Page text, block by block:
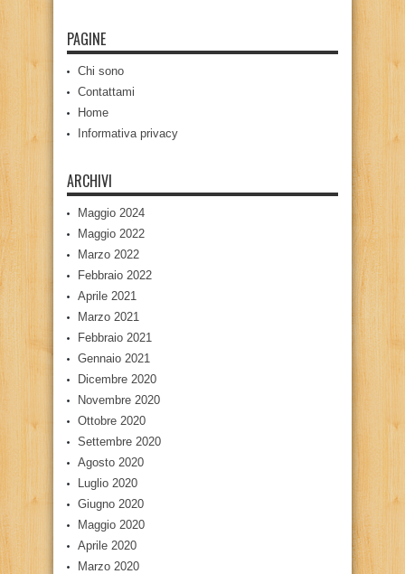
PAGINE
Chi sono
Contattami
Home
Informativa privacy
ARCHIVI
Maggio 2024
Maggio 2022
Marzo 2022
Febbraio 2022
Aprile 2021
Marzo 2021
Febbraio 2021
Gennaio 2021
Dicembre 2020
Novembre 2020
Ottobre 2020
Settembre 2020
Agosto 2020
Luglio 2020
Giugno 2020
Maggio 2020
Aprile 2020
Marzo 2020